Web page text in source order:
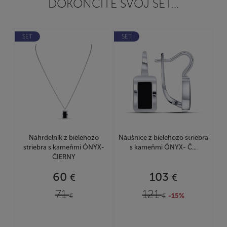
DOKONČITE SVOJ SET...
SET
Náhrdelník z bielehozo
striebra s kameňmi ÓNYX-
ČIERNY
60 €
71€
SET
Náušnice z bielehozo striebra
s kameňmi ÓNYX- Č...
103 €
121€ -15%